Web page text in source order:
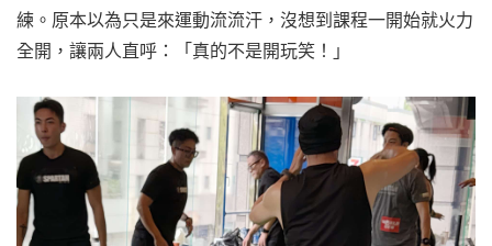
練。原本以為只是來運動流流汗，沒想到課程一開始就火力
全開，讓兩人直呼：「真的不是開玩笑！」